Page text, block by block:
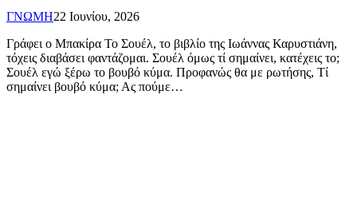
ΓΝΩΜΗ22 Ιουνίου, 2026
Γράφει ο Μπακίρα Το Σουέλ, το βιβλίο της Ιωάννας Καρυστιάνη,
τόχεις διαβάσει φαντάζομαι. Σουέλ όμως τί σημαίνει, κατέχεις το;
Σουέλ εγώ ξέρω το βουβό κύμα. Προφανώς θα με ρωτήσης, Τί
σημαίνει βουβό κύμα; Ας πούμε…